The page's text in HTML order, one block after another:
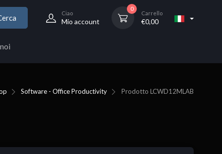
Ciao
Mio account
0
Carrello
€0,00
Software - Office Productivity Prodotto LCWD12MLAB